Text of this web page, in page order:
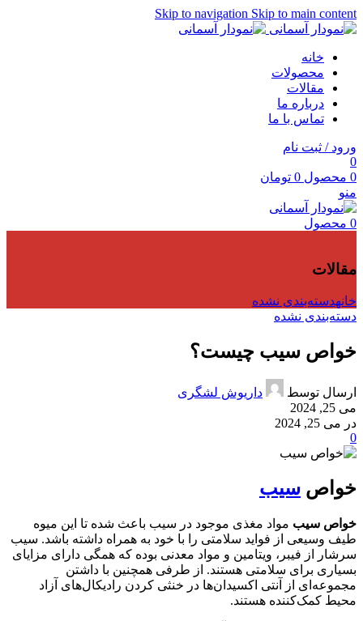
Skip to navigation Skip to main content
خانه
محصولات
مقالات
درباره ما
تماس با ما
ورود / ثبت نام
0
0 محصول 0 تومان
منو
0 محصول
مقالات
خانهدسته‌بندی نشده
دسته‌بندی نشده
خواص سیب چیست؟
ارسال توسط
داریوش لشگری
می 25, 2024
در می 25, 2024
0
خواص سیب
خواص سیب مواد مغذی موجود در سیب باعث شده تا این میوه
طیف وسیعی از فواید سلامتی را با خود به همراه داشته باشد. سیب
سرشار از فیبر، ویتامین و مواد معدنی بوده که همگی دارای مزایای
بسیاری برای سلامتی هستند. از طرفی همچنین با داشتن
مجموعه‌ای از آنتی اکسیدان‌ها در خنثی کردن رادیکال‌های آزاد
محیط کمک‌کننده هستند.